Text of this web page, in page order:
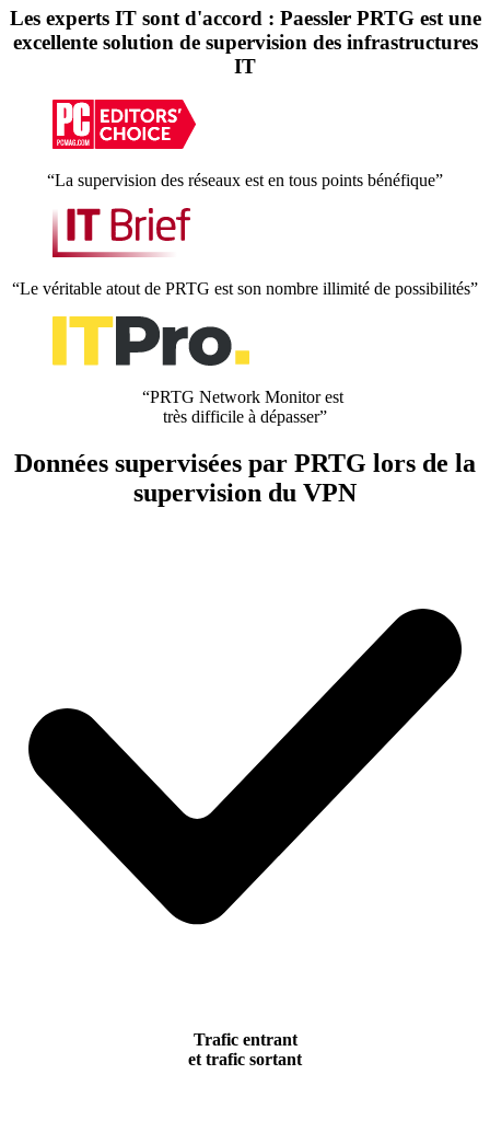
Les experts IT sont d'accord : Paessler PRTG est une
excellente solution de supervision des infrastructures
IT
“La supervision des réseaux est en tous points bénéfique”
“Le véritable atout de PRTG est son nombre illimité de possibilités”
“PRTG Network Monitor est
très difficile à dépasser”
Données supervisées par PRTG lors de la
supervision du VPN
Trafic entrant
et trafic sortant